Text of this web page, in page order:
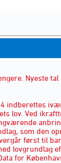
Nyeste tal
indberettes
lov. Ved
som den
først til
lovgrundlag
for